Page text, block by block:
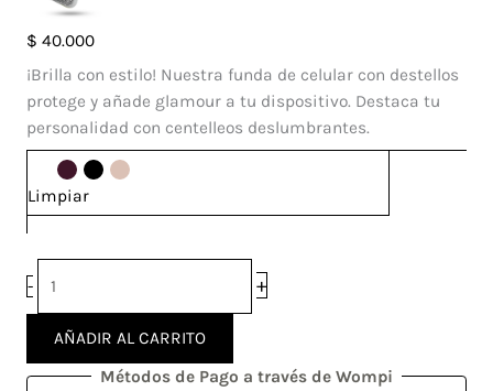
$ 40.000
¡Brilla con estilo! Nuestra funda de celular con destellos
protege y añade glamour a tu dispositivo. Destaca tu
personalidad con centelleos deslumbrantes.
Limpiar
-
Case
Sol
Iphone
Pro
cantidad
+
AÑADIR AL CARRITO
Métodos de Pago a través de Wompi